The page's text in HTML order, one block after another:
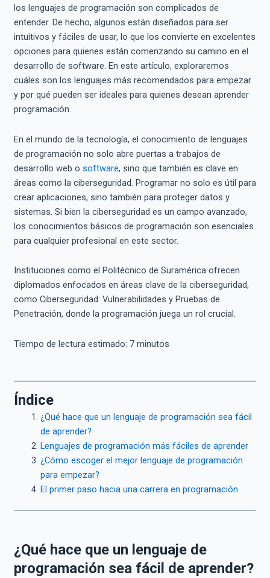
los lenguajes de programación son complicados de
entender. De hecho, algunos están diseñados para ser
intuitivos y fáciles de usar, lo que los convierte en excelentes
opciones para quienes están comenzando su camino en el
desarrollo de software. En este artículo, exploraremos
cuáles son los lenguajes más recomendados para empezar
y por qué pueden ser ideales para quienes desean aprender
programación.
En el mundo de la tecnología, el conocimiento de lenguajes
de programación no solo abre puertas a trabajos de
desarrollo web o software, sino que también es clave en
áreas como la ciberseguridad. Programar no solo es útil para
crear aplicaciones, sino también para proteger datos y
sistemas. Si bien la ciberseguridad es un campo avanzado,
los conocimientos básicos de programación son esenciales
para cualquier profesional en este sector.
Instituciones como el Politécnico de Suramérica ofrecen
diplomados enfocados en áreas clave de la ciberseguridad,
como Ciberseguridad: Vulnerabilidades y Pruebas de
Penetración, donde la programación juega un rol crucial.
Tiempo de lectura estimado: 7minutos
Índice
¿Qué hace que un lenguaje de programación sea fácil
de aprender?
Lenguajes de programación más fáciles de aprender
¿Cómo escoger el mejor lenguaje de programación
para empezar?
El primer paso hacia una carrera en programación
¿Qué hace que un lenguaje de
programación sea fácil de aprender?